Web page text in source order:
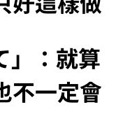
」：就算
不一定會